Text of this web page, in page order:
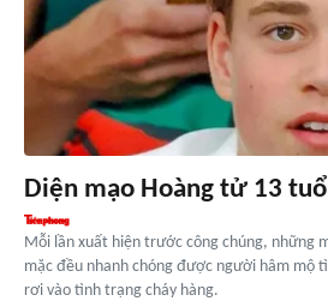
Diện mạo Hoàng tử 13
Mỗi lần xuất hiện trước công chúng, những
mặc đều nhanh chóng được người hâm mộ
rơi vào tình trạng cháy hàng.